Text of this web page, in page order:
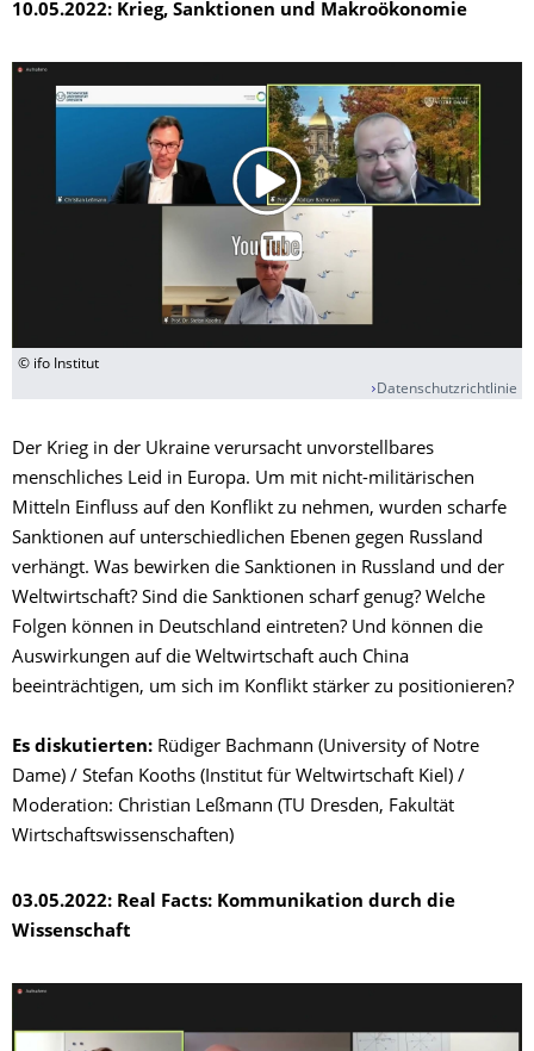
10.05.2022: Krieg, Sanktionen und Makroökonomie
© ifo Institut
Datenschutzrichtlinie
Der Krieg in der Ukraine verursacht unvorstellbares
menschliches Leid in Europa. Um mit nicht-militärischen
Mitteln Einfluss auf den Konflikt zu nehmen, wurden scharfe
Sanktionen auf unterschiedlichen Ebenen gegen Russland
verhängt. Was bewirken die Sanktionen in Russland und der
Weltwirtschaft? Sind die Sanktionen scharf genug? Welche
Folgen können in Deutschland eintreten? Und können die
Auswirkungen auf die Weltwirtschaft auch China
beeinträchtigen, um sich im Konflikt stärker zu positionieren?
Es diskutierten: Rüdiger Bachmann (University of Notre
Dame) / Stefan Kooths (Institut für Weltwirtschaft Kiel) /
Moderation: Christian Leßmann (TU Dresden, Fakultät
Wirtschaftswissenschaften)
03.05.2022: Real Facts: Kommunikation durch die
Wissenschaft